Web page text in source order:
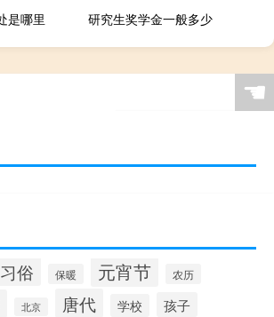
是哪里
研究生奖学金一般多少
☚
习俗 保暖 元宵节 农历
北京 唐代 学校 孩子